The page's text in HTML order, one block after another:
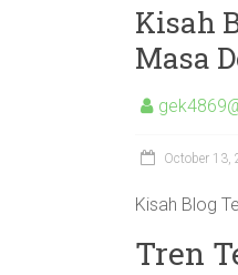
Kisah
Masa
October 13,
Kisah Blog
Tren